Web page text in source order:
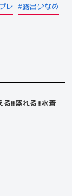
レ 露出少なめ
る!!盛れる!!水着